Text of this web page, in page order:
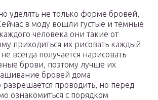
уделять не только форме бровей,
в моду вошли густые и темные
человека они такие от
приходиться их рисовать каждый
всегда получается нарисовать
брови, поэтому лучше их
бровей дома
разрешается проводить, но перед
ознакомиться с порядком